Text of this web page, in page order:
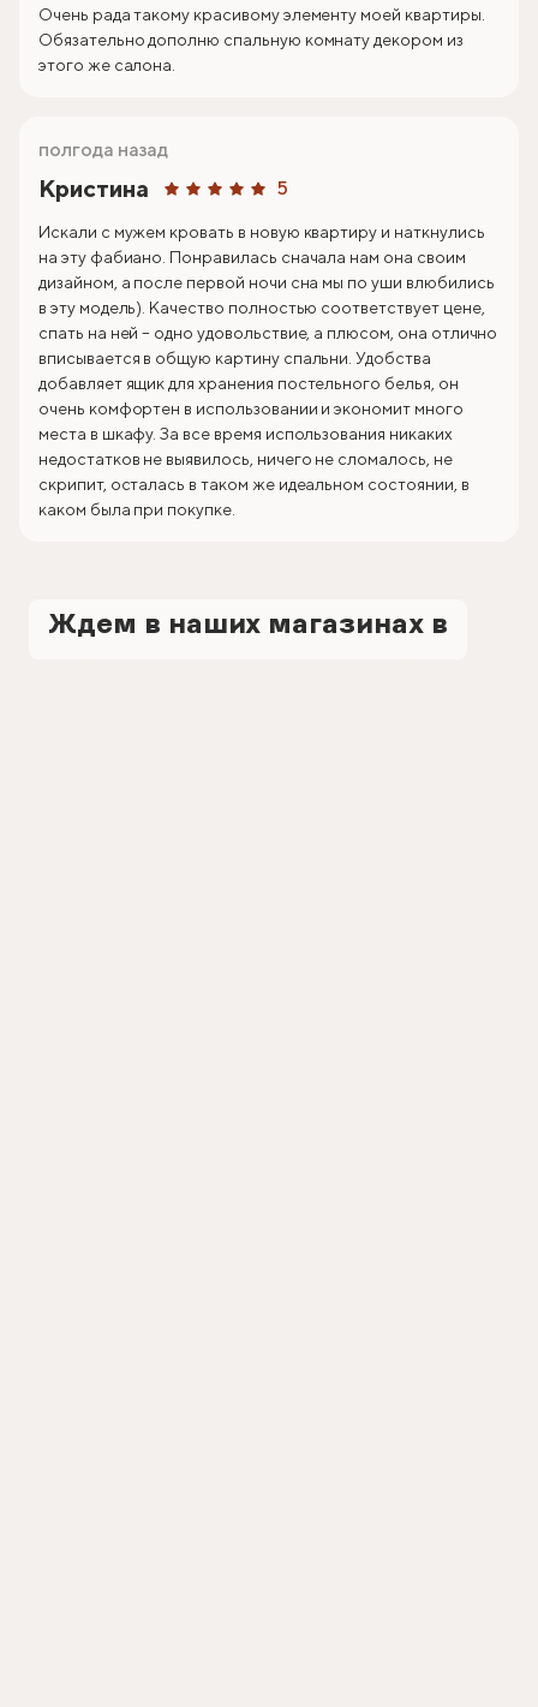
Очень рада такому красивому элементу моей квартиры.
Обязательно дополню спальную комнату декором из
этого же салона.
Кристина 5
полгода назад
Искали с мужем кровать в новую квартиру и наткнулись
на эту фабиано. Понравилась сначала нам она своим
дизайном, а после первой ночи сна мы по уши влюбились
в эту модель). Качество полностью соответствует цене,
спать на ней – одно удовольствие, а плюсом, она отлично
вписывается в общую картину спальни. Удобства
добавляет ящик для хранения постельного белья, он
очень комфортен в использовании и экономит много
места в шкафу. За все время использования никаких
недостатков не выявилось, ничего не сломалось, не
скрипит, осталась в таком же идеальном состоянии, в
каком была при покупке.
Ждем в наших магазинах в